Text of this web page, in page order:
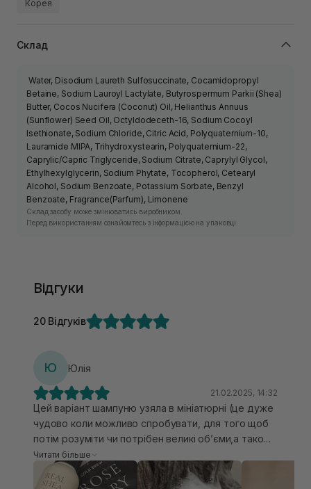
Корея
Склад
Water, Disodium Laureth Sulfosuccinate, Cocamidopropyl
Betaine, Sodium Lauroyl Lactylate, Butyrospermum Parkii (Shea)
Butter, Cocos Nucifera (Coconut) Oil, Helianthus Annuus
(Sunflower) Seed Oil, Octyldodeceth-16, Sodium Cocoyl
Isethionate, Sodium Chloride, Citric Acid, Polyquaternium-10,
Lauramide MIPA, Trihydroxystearin, Polyquaternium-22,
Caprylic/Capric Triglyceride, Sodium Citrate, Caprylyl Glycol,
Ethylhexylglycerin, Sodium Phytate, Tocopherol, Cetearyl
Alcohol, Sodium Benzoate, Potassium Sorbate, Benzyl
Benzoate, Fragrance(Parfum), Limonene
Склад засобу може змінюватись виробником.
Перед використанням ознайомтесь з інформацією на упаковці.
Відгуки
20 Відгуків
Ю Юлія
21.02.2025, 14:32
Цей варіант шампуню узяла в мініатюрні (це дуже
чудово коли можливо спробувати, для того щоб
потім розуміти чи потрібен великі обʼєми,а також
брати з собою у подорож). Перший я спробувала
Заспокійливий шампунь з маслом таману RATED
GREEN він мені підійшов як на кожен день, але
Читати більше